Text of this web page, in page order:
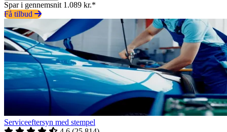
Spar i gennemsnit 1.089 kr.*
Få tilbud
Serviceeftersyn med stempel